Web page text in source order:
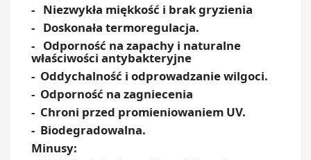
- Niezwykła miękkość i brak gryzienia
- Doskonała termoregulacja.
- Odporność na zapachy i naturalne
właściwości antybakteryjne
- Oddychalność i odprowadzanie wilgoci.
- Odporność na zagniecenia
- Chroni przed promieniowaniem UV.
- Biodegradowalna.
Minusy: